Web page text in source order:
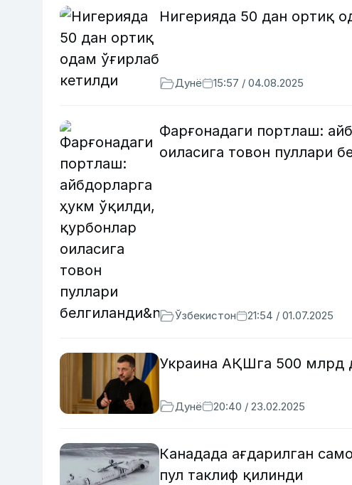
Нигерияда 50 дан ортиқ
Дунё 15:57 / 04.08.2025
Фарғонадаги портлаш:
оиласига товон пуллари
Ўзбекистон 21:54 / 01.07.2025
Украина АҚШга 500 млрд
Дунё 20:40 / 23.02.2025
Канадада ағдарилган
пул таклиф қилинди